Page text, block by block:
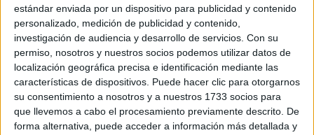
estándar enviada por un dispositivo para publicidad y contenido
personalizado, medición de publicidad y contenido,
investigación de audiencia y desarrollo de servicios. Con su
permiso, nosotros y nuestros socios podemos utilizar datos de
localización geográfica precisa e identificación mediante las
características de dispositivos. Puede hacer clic para otorgarnos
su consentimiento a nosotros y a nuestros 1733 socios para
que llevemos a cabo el procesamiento previamente descrito. De
forma alternativa, puede acceder a información más detallada y
equivale casi a cuatro veces más que todos los
incendios amazónicos registrados en el mismo
tiempo.
[También podría interesarte:Por qué reducir tu
consumo de carne es una de las mejores cosas que
puedes hacer para salvar a la Amazonia]
Imágenes de la NASA muestran más